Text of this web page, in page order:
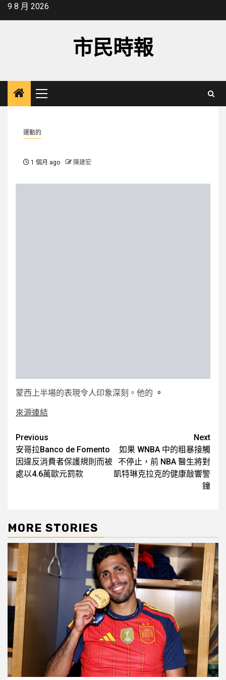
Skip9 8 月 2026
市民時報
Primary
Menu
運動的
1 個月 ago 陳建宏
蒙西上半場的表現令人印象深刻。他的 。
來源連結
Post
navigation
Previous
安哥拉Banco de Fomento
因違反消費者保護規則而被
處以4.6萬歐元罰款
Next
如果 WNBA 中的粗暴接觸
不停止，前 NBA 醫生將對
凱特琳克拉克的健康敲響警
鐘
MORE STORIES